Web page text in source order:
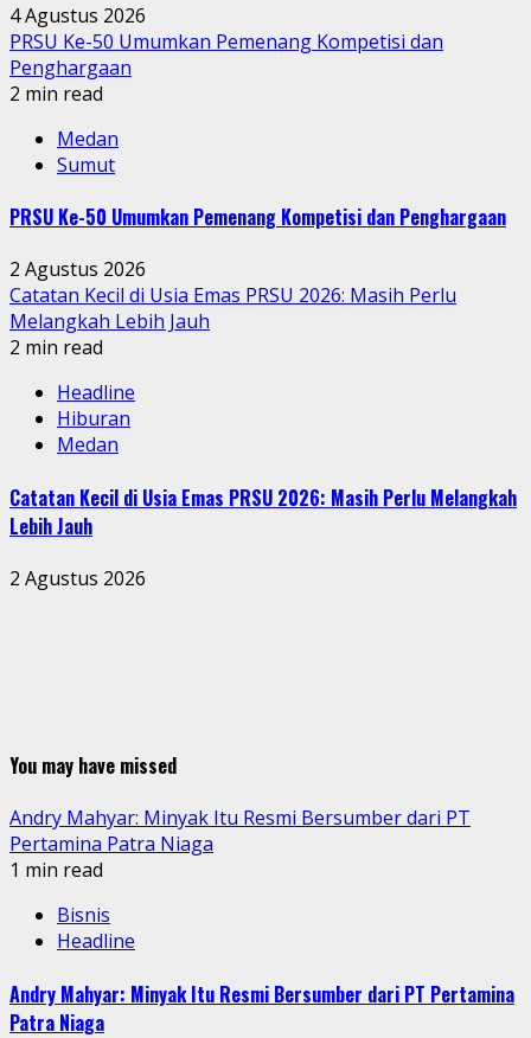
4 Agustus 2026
PRSU Ke-50 Umumkan Pemenang Kompetisi dan
Penghargaan
2 min read
Medan
Sumut
PRSU Ke-50 Umumkan Pemenang Kompetisi dan Penghargaan
2 Agustus 2026
Catatan Kecil di Usia Emas PRSU 2026: Masih Perlu
Melangkah Lebih Jauh
2 min read
Headline
Hiburan
Medan
Catatan Kecil di Usia Emas PRSU 2026: Masih Perlu Melangkah
Lebih Jauh
2 Agustus 2026
You may have missed
Andry Mahyar: Minyak Itu Resmi Bersumber dari PT
Pertamina Patra Niaga
1 min read
Bisnis
Headline
Andry Mahyar: Minyak Itu Resmi Bersumber dari PT Pertamina
Patra Niaga